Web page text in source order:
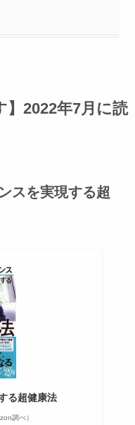
】2022年7月に読
スを実現する超
る超健康法
調べ）